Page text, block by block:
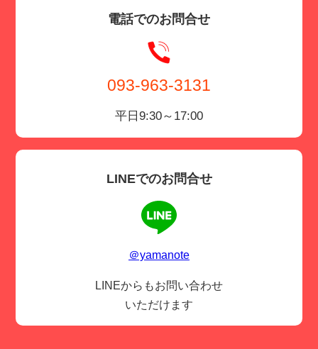
電話でのお問合せ
093-963-3131
平日9:30～17:00
LINEでのお問合せ
＠yamanote
LINEからもお問い合わせ
いただけます